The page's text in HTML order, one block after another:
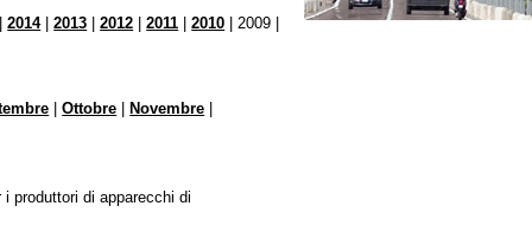
|2014|2013 |2012 |2011 |2010 | 2009 |
|Ottobre Novembre
i produttori di apparecchi di